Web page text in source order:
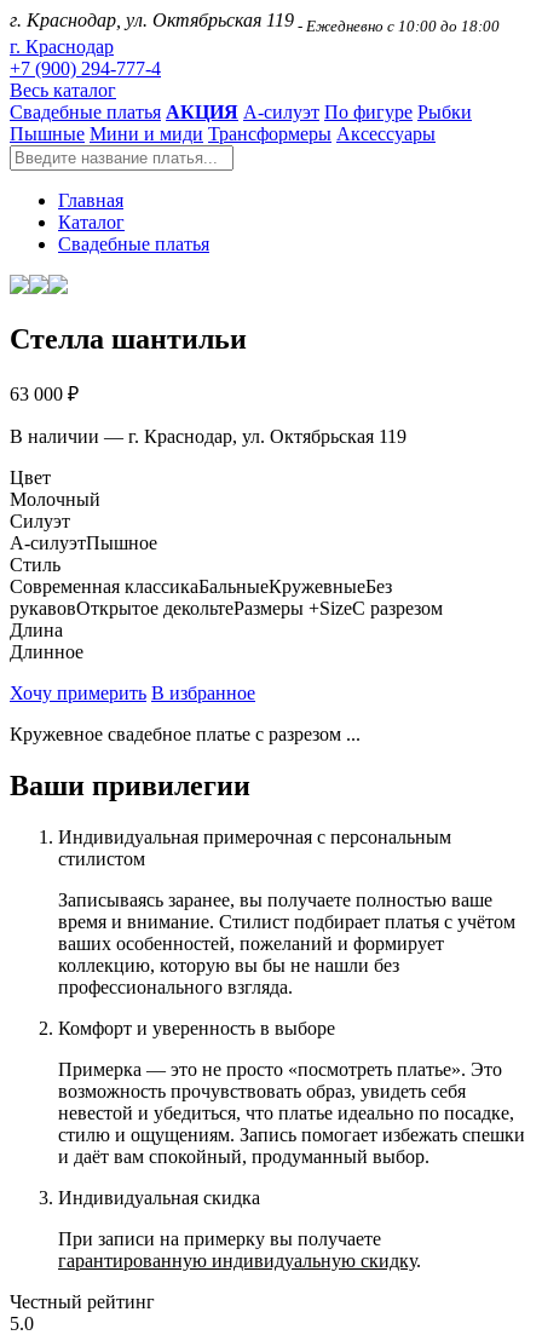
г. Краснодар, ул. Октябрьская 119 - Ежедневно с 10:00 до 18:00
г. Краснодар
+7 (900) 294-777-4
Весь каталог
Свадебные платья АКЦИЯ А-силуэт По фигуре Рыбки
Пышные Мини и миди Трансформеры Аксессуары
Главная
Каталог
Свадебные платья
Стелла шантильи
63 000 ₽
В наличии — г. Краснодар, ул. Октябрьская 119
Цвет
Молочный
Силуэт
А-силуэтПышное
Стиль
Современная классикаБальныеКружевныеБез
рукавовОткрытое декольтеРазмеры +SizeС разрезом
Длина
Длинное
Хочу примерить В избранное
Кружевное свадебное платье с разрезом ...
Ваши привилегии
Индивидуальная примерочная с персональным
стилистом
Записываясь заранее, вы получаете полностью ваше
время и внимание. Стилист подбирает платья с учётом
ваших особенностей, пожеланий и формирует
коллекцию, которую вы бы не нашли без
профессионального взгляда.
Комфорт и уверенность в выборе
Примерка — это не просто «посмотреть платье». Это
возможность прочувствовать образ, увидеть себя
невестой и убедиться, что платье идеально по посадке,
стилю и ощущениям. Запись помогает избежать спешки
и даёт вам спокойный, продуманный выбор.
Индивидуальная скидка
При записи на примерку вы получаете
гарантированную индивидуальную скидку.
Честный рейтинг
5.0